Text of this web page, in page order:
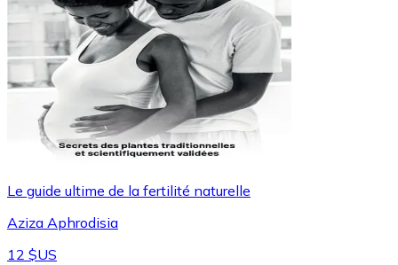
Le guide ultime de la fertilité naturelle
Aziza Aphrodisia
12 $US